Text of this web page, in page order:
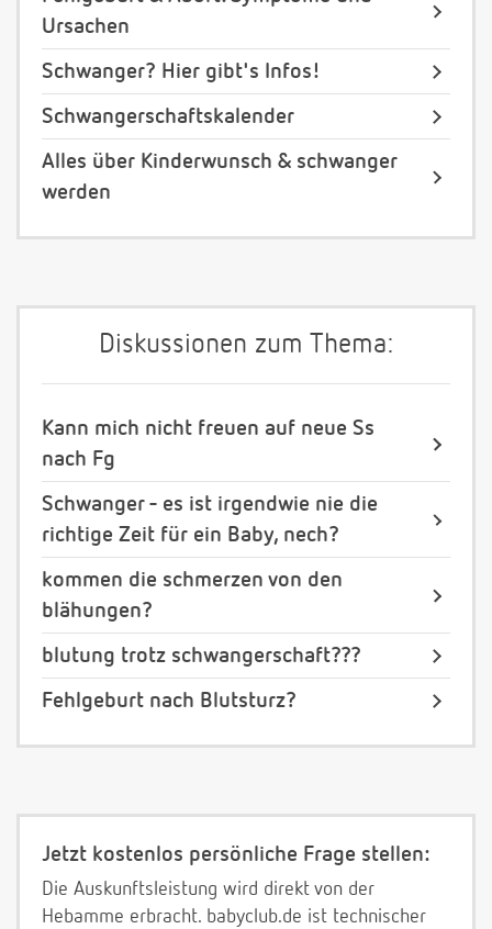
Ursachen
Schwanger? Hier gibt's Infos!
Schwangerschaftskalender
Alles über Kinderwunsch & schwanger
werden
Diskussionen zum Thema:
Kann mich nicht freuen auf neue Ss
nach Fg
Schwanger - es ist irgendwie nie die
richtige Zeit für ein Baby, nech?
kommen die schmerzen von den
blähungen?
blutung trotz schwangerschaft???
Fehlgeburt nach Blutsturz?
Jetzt kostenlos persönliche Frage stellen:
Die Auskunftsleistung wird direkt von der
Hebamme erbracht. babyclub.de ist technischer